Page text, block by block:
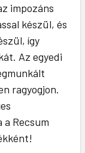
impozáns
készül, és
így
Az egyedi
ragyogjon.
Recsum